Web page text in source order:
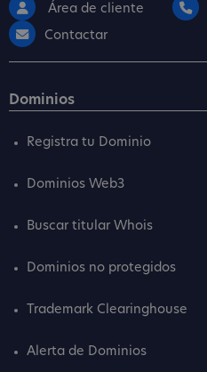
Área de cliente
Contactar
Dominios
Registra tu Dominio
Dominios Web3
Buscar titular Whois
Dominios no protegidos
Trademark Clearinghouse
Alerta de Dominios